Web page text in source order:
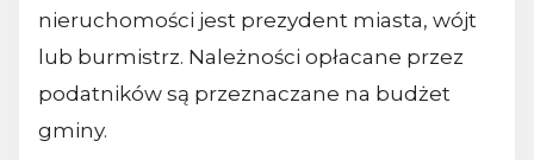
nieruchomości jest prezydent miasta, wójt
lub burmistrz. Należności opłacane przez
podatników są przeznaczane na budżet
gminy.